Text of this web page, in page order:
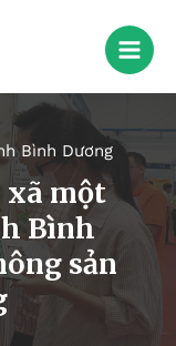
Bình Dương
một
Bình
sản